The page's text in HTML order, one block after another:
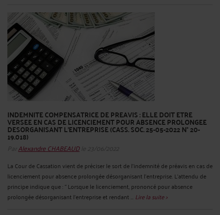
INDEMNITE COMPENSATRICE DE PREAVIS : ELLE DOIT ETRE
VERSEE EN CAS DE LICENCIEMENT POUR ABSENCE PROLONGEE
DESORGANISANT L'ENTREPRISE (CASS. SOC. 25-05-2022 N° 20-
19.018)
ParAlexandre CHABEAUDle 23/06/2022
La Cour de Cassation vient de préciser le sort de l'indemnité de préavis en cas de
licenciement pour absence prolongée désorganisant l'entreprise. L'attendu de
principe indique que : “ Lorsque le licenciement, prononcé pour absence
prolongée désorganisant l'entreprise et rendant ... Lire la suite >